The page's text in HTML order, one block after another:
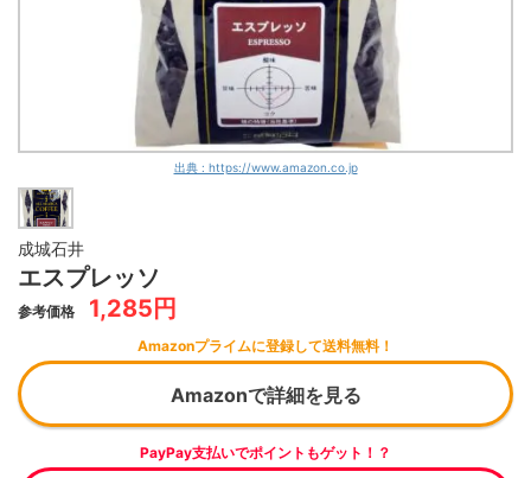
キンボ
エキストラクリーム
2,966円
コーヒーばかの店
エスプレッソ クイーン・エリザベス
4,524円
パオコーヒー
ビターエスプレッソ
792円
23
ムセッティー
パラディソ
24
キンボ
プレステージ
yahoo!
ゴールドキュベ
2,020円
出典 : https://www.amazon.co.jp
成城石井
エスプレッソ
参考価格 1,285円
Amazonプライムに登録して送料無料！
Amazonで詳細を見る
PayPay支払いでポイントもゲット！？